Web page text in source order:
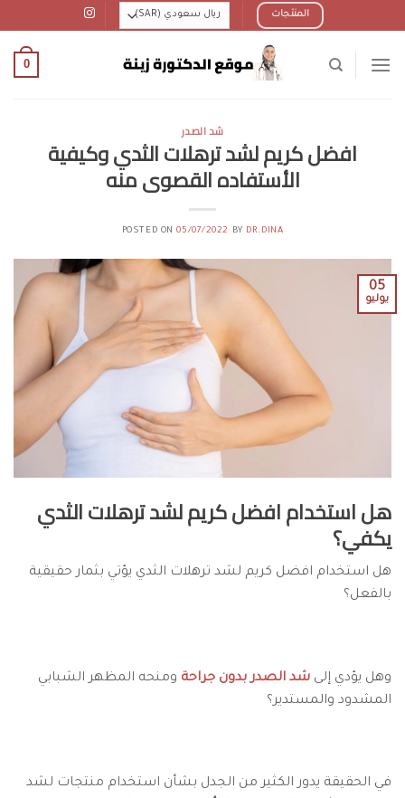
to
المنتجات
0
شد الصدر
افضل كريم لشد ترهلات الثدي وكيفية
الأستفاده القصوى منه
POSTED ON05/07/2022 BY DR.DINA
05
يوليو
هل استخدام افضل كريم لشد ترهلات الثدي
يكفي؟
هل استخدام افضل كريم لشد ترهلات الثدي يؤتي بثمار حقيقية
بالفعل؟
وهل يؤدي إلى شد الصدر بدون جراحة ومنحه المظهر الشبابي
المشدود والمستدير؟
في الحقيقة يدور الكثير من الجدل بشأن استخدام منتجات لشد